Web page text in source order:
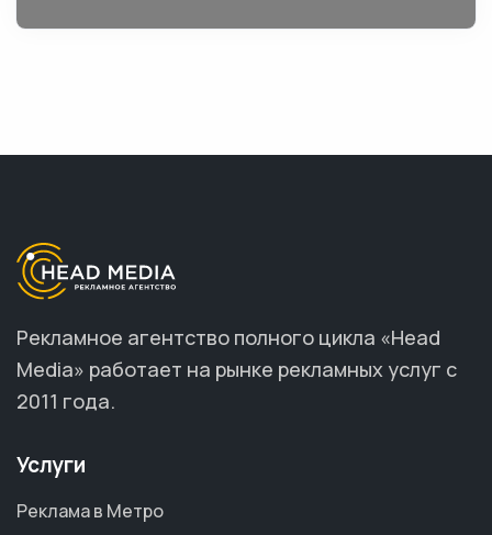
Рекламное агентство полного цикла «Head
Media» работает на рынке рекламных услуг с
2011 года.
Услуги
Реклама в Метро